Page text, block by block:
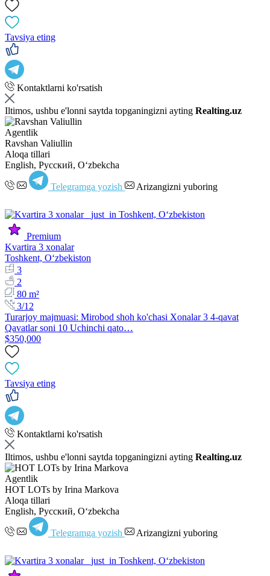
Tavsiya eting
Kontaktlarni ko'rsatish
Iltimos, ushbu e'lonni saytda topganingizni ayting Realting.uz
Agentlik
Ravshan Valiullin
Aloqa tillari
English, Русский, Oʻzbekcha
Telegramga yozish Arizangizni yuboring
Premium
Kvartira 3 xonalar
Toshkent, Oʻzbekiston
3
2
80 m²
3/12
Turarjoy majmuasi: Mirobod shoh ko'chasi Xonalar 3 4-qavat
Qavatlar soni 10 Uchinchi qato…
$350,000
Tavsiya eting
Kontaktlarni ko'rsatish
Iltimos, ushbu e'lonni saytda topganingizni ayting Realting.uz
Agentlik
HOT LOTs by Irina Markova
Aloqa tillari
English, Русский, Oʻzbekcha
Telegramga yozish Arizangizni yuboring